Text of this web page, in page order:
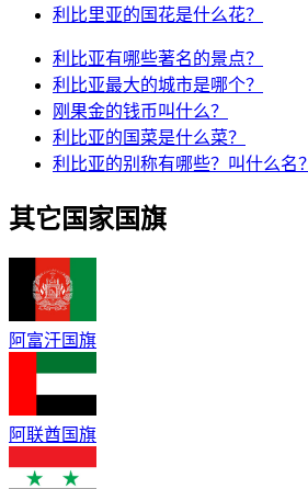
利比里亚的国花是什么花？
利比亚有哪些著名的景点？
利比亚最大的城市是哪个？
刚果金的钱币叫什么？
利比亚的国菜是什么菜？
利比亚的别称有哪些？叫什么名？
其它国家国旗
阿富汗国旗
阿联酋国旗